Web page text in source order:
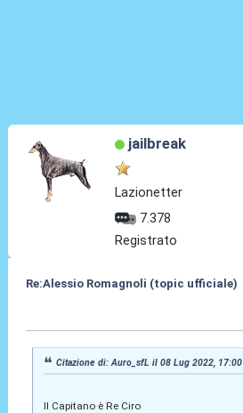
jailbreak
Lazionetter
7.378
Registrato
Re:Alessio Romagnoli (topic ufficiale)
Citazione di: Auro_sfL il 08 Lug 2022, 17:00
Il Capitano è Re Ciro